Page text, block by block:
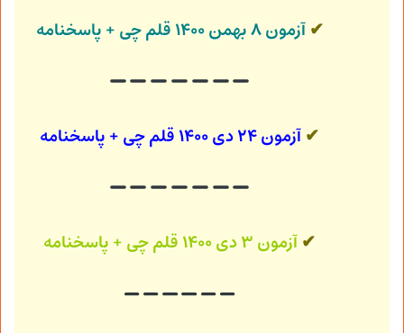
✔ آزمون ۸ بهمن ۱۴۰۰ قلم چی + پاسخنامه
✔ آزمون ۲۴ دی ۱۴۰۰ قلم چی + پاسخنامه
✔ آزمون ۳ دی ۱۴۰۰ قلم چی + پاسخنامه